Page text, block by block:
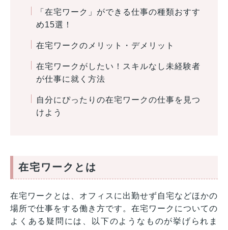
「在宅ワーク」ができる仕事の種類おすす
め15選！
在宅ワークのメリット・デメリット
在宅ワークがしたい！スキルなし未経験者
が仕事に就く方法
自分にぴったりの在宅ワークの仕事を見つ
けよう
在宅ワークとは
在宅ワークとは、オフィスに出勤せず自宅などほかの
場所で仕事をする働き方です。在宅ワークについての
よくある疑問には、以下のようなものが挙げられま